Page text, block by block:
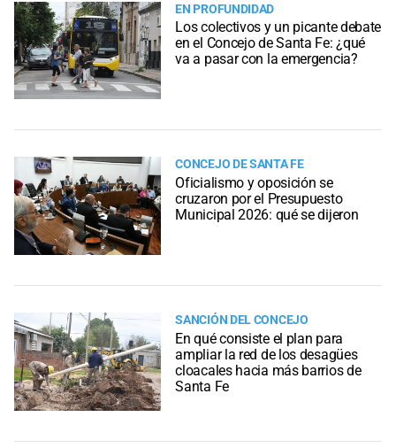
EN PROFUNDIDAD
Los colectivos y un picante debate
en el Concejo de Santa Fe: ¿qué
va a pasar con la emergencia?
CONCEJO DE SANTA FE
Oficialismo y oposición se
cruzaron por el Presupuesto
Municipal 2026: qué se dijeron
SANCIÓN DEL CONCEJO
En qué consiste el plan para
ampliar la red de los desagües
cloacales hacia más barrios de
Santa Fe